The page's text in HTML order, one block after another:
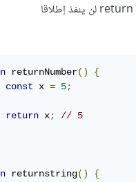
returnNumber()
{
const x = 5;
return x; // 5
returnstring() {